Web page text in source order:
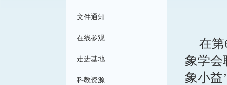
文件通知
在线参观
走进基地
科教资源
在
象学会
象小益